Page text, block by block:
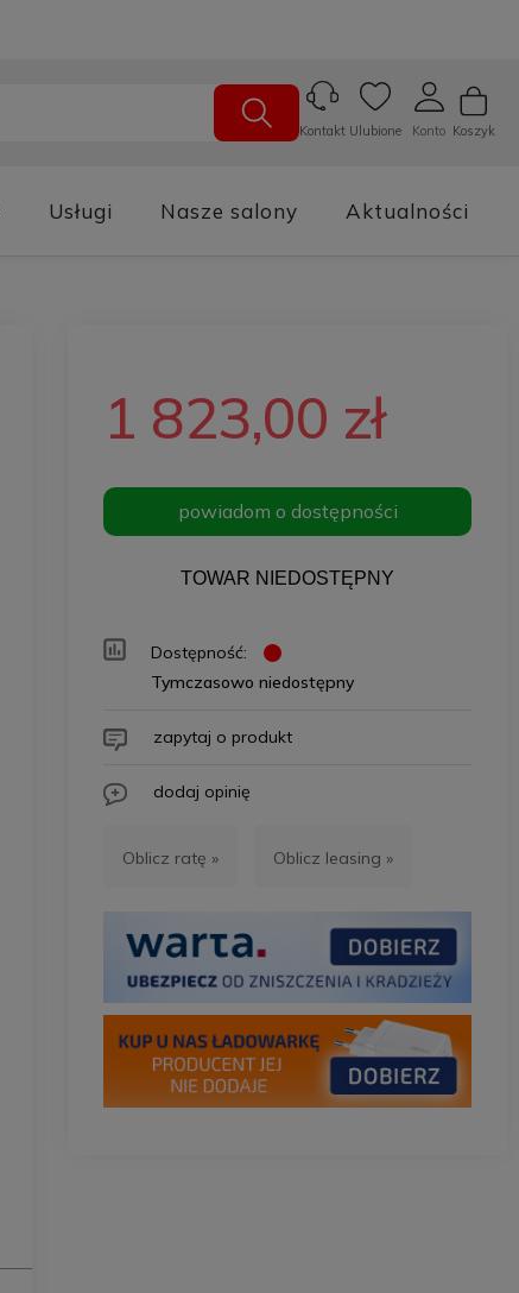
Koszyk
Konto
Ulubione
Kontakt
Usługi Nasze salony Aktualności
1 823,00 zł
powiadom o dostępności
TOWAR NIEDOSTĘPNY
Dostępność:
Tymczasowo niedostępny
zapytaj o produkt
dodaj opinię
Oblicz ratę » Oblicz leasing »